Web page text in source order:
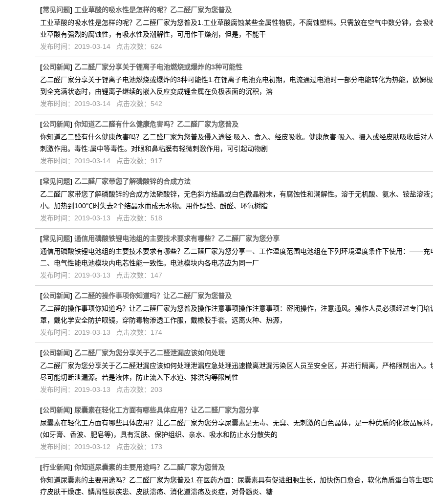
[常见问题] 工业草酸的吸水性是怎样的呢？乙二醛厂家为您普及
工业草酸的吸水性是怎样的呢？乙二醛厂家为您普及1.工业草酸腐蚀某些金属性物质，不腐蚀塑料。只需放在空气中数分钟，会
业草酸有强烈的腐蚀性，有吸水性及潮解性，可用作干燥剂，但是，不能干
发布时间：2019-03-14 点击次数：624
[公司新闻] 乙二醛厂家分享关于锂离子电池燃烧或爆炸的3种可能性
乙二醛厂家分享关于锂离子电池燃烧或爆炸的3种可能性1.在锂离子电池充电初期，电流通过电池时一部分电能转化为热能，欧姆
到全充满状态时，由锂离子继续的嵌入反应变成锂金属在负极表面的沉积，溶
发布时间：2019-03-14 点击次数：542
[公司新闻] 你知道乙二醛有什么健康危害吗？乙二醛厂家为您普及
你知道乙二醛有什么健康危害吗？乙二醛厂家为您普及侵入途径:吸入、食入、经皮吸收。健康危害:吸入、摄入或经皮肤吸收后对
刺激作用。毒性:属中等毒性。对眼和鼻粘膜有轻微刺激作用，可引起动物剧
发布时间：2019-03-14 点击次数：917
[常见问题] 乙二醛厂家带您了解磷酸锌的合成方法
乙二醛厂家带您了解磷酸锌的合成方法磷酸锌，无色斜方结晶或白色微晶粉末，有腐蚀性和潮解性。溶于无机酸、氨水、铵盐溶
小。加热到100℃时失去2个结晶水而成无水物。用作醇醛、酚醛、环氧树脂
发布时间：2019-03-13 点击次数：518
[常见问题] 通信用磷酸铁锂电池组的主要技术要求有哪些？乙二醛厂家为您分享
通信用磷酸铁锂电池组的主要技术要求有哪些？乙二醛厂家为您分享一、工作温度范围电池组在下列环境温度条件下使用：
二、电气性能电池模块内电芯性能一致性。电池模块内各电芯应为同一厂
发布时间：2019-03-13 点击次数：147
[公司新闻] 乙二醛的操作事项你知道吗？让乙二醛厂家为您普及
乙二醛的操作事项你知道吗？让乙二醛厂家为您普及操作注意事项操作注意事项：密闭操作，注意通风。操作人员必须经过专门
罩，戴化学安全防护眼镜，穿防毒物渗透工作服，戴橡胶手套。远离火种、热源，
发布时间：2019-03-13 点击次数：174
[公司新闻] 乙二醛厂家为您分享关于乙二醛泄漏应该如何处理
乙二醛厂家为您分享关于乙二醛泄漏应该如何处理泄漏应急处理迅速撤离泄漏污染区人员至安全区，并进行隔离，严格限制出入
尽可能切断泄漏源。若是液体，防止流入下水道、排洪沟等限制性
发布时间：2019-03-13 点击次数：203
[公司新闻] 尿囊素在轻化工方面有哪些具体应用？让乙二醛厂家为您分享
尿囊素在轻化工方面有哪些具体应用？让乙二醛厂家为您分享尿囊素是无毒、无臭、无刺激的白色晶体，是一种优质的化妆品原
(如牙膏、香波、肥皂等)，具有润肤、保护组织、亲水、吸水和防止水分散失的
发布时间：2019-03-12 点击次数：173
[行业新闻] 你知道尿囊素的主要用途吗？乙二醛厂家为您普及
你知道尿囊素的主要用途吗？乙二醛厂家为您普及1.在医药方面：尿囊素具有促进细胞生长，加快伤口愈合，软化角质蛋白等生
疗皮肤干燥症、鳞屑性肤疾患、皮肤溃疡、消化道溃疡及炎症，对骨髓炎、糖